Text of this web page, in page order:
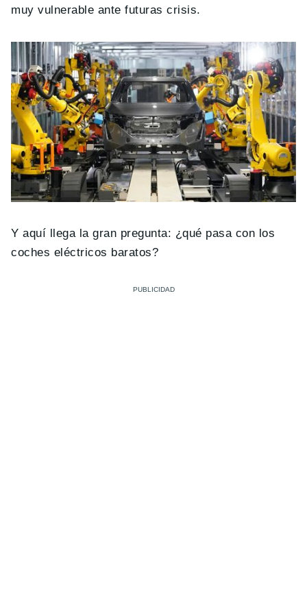
muy vulnerable ante futuras crisis.
Y aquí llega la gran pregunta: ¿qué pasa con los
coches eléctricos baratos?